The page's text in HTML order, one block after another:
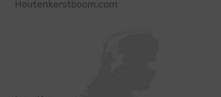
Houtenkerstboom.com